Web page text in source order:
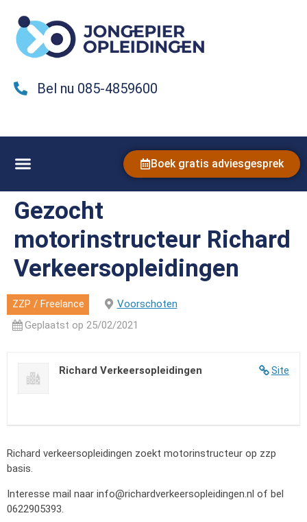
Bel nu 085-4859600
Boek gratis adviesgesprek
Gezocht
motorinstructeur Richard
Verkeersopleidingen
ZZP / Freelance
Voorschoten
Geplaatst op 25/02/2021
Site
Richard Verkeersopleidingen
Richard verkeersopleidingen zoekt motorinstructeur op zzp
basis.
Interesse mail naar info@richardverkeersopleidingen.nl of bel
0622905393.